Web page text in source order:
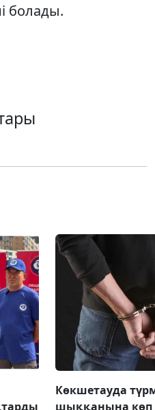
болады.
Көкшетауда
шыққанына көп